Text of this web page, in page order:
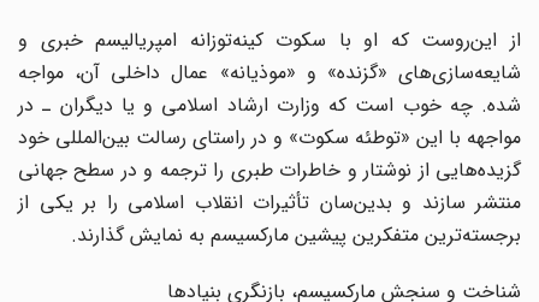
از این‌روست که او با سکوت کینه‌‌توزانه امپریالیسم خبری و
شایعه‌سازی‌های «گزنده» و «موذیانه» عمال داخلی آن، مواجه
شده. چه خوب است که وزارت ارشاد اسلامی و یا دیگران ـ در
مواجهه با این «توطئه سکوت» و در راستای رسالت بین‌المللی خود
گزیده‌هایی از نوشتار و خاطرات طبری را ترجمه و در سطح جهانی
منتشر سازند و بدین‌سان تأثیرات انقلاب اسلامی را بر یکی از
برجسته‌‌ترین متفکر‌ین پیشین مارکسیسم به نمایش گذارند.
شناخت و سنجش مارکسیسم، بازنگری بنیادها